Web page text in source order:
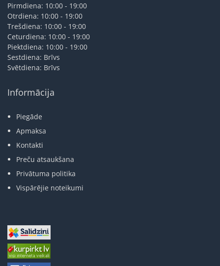
Pirmdiena: 10:00 - 19:00
Otrdiena: 10:00 - 19:00
Trešdiena: 10:00 - 19:00
Ceturdiena: 10:00 - 19:00
Piektdiena: 10:00 - 19:00
Sestdiena: Brīvs
Svētdiena: Brīvs
Informācija
Piegāde
Apmaksa
Kontakti
Preču atsaukšana
Privātuma politika
Vispārējie noteikumi